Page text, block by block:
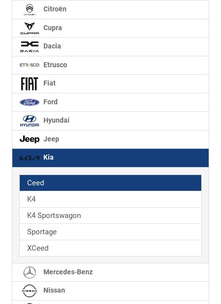
Citroën
Cupra
Dacia
Etrusco
Fiat
Ford
Hyundai
Jeep
Kia
Ceed
K4
K4 Sportswagon
Sportage
XCeed
Mercedes-Benz
Nissan